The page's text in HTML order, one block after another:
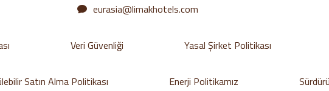
eurasia@limakhotels.com
Veri Güvenliği Yasal Şirket Politikası
Satın Alma Politikası Enerji Politikamız